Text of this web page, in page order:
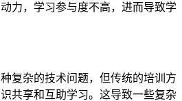
力，学习参与度不高，进而导致学
复杂的技术问题，但传统的培训方
共享和互助学习。这导致一些复杂